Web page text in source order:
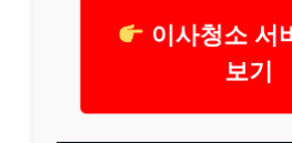
이사청소 서
보기